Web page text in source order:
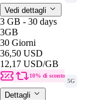
Vedi dettagli
3 GB - 30 days
3GB
30 Giorni
36,50 USD
12,17 USD/GB
10% di sconto
5G
Dettagli